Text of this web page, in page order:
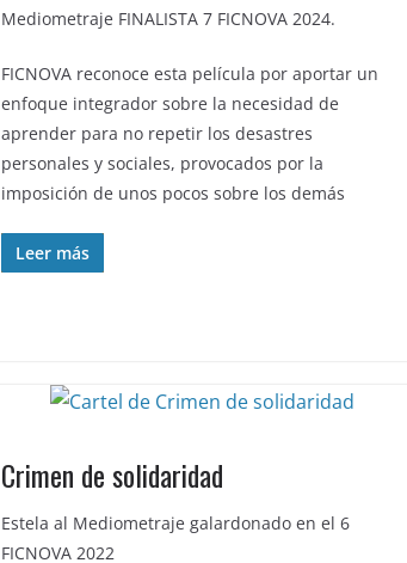
Mediometraje FINALISTA 7 FICNOVA 2024.
FICNOVA reconoce esta película por aportar un
enfoque integrador sobre la necesidad de
aprender para no repetir los desastres
personales y sociales, provocados por la
imposición de unos pocos sobre los demás
Leer más
Crimen de solidaridad
Estela al Mediometraje galardonado en el 6
FICNOVA 2022